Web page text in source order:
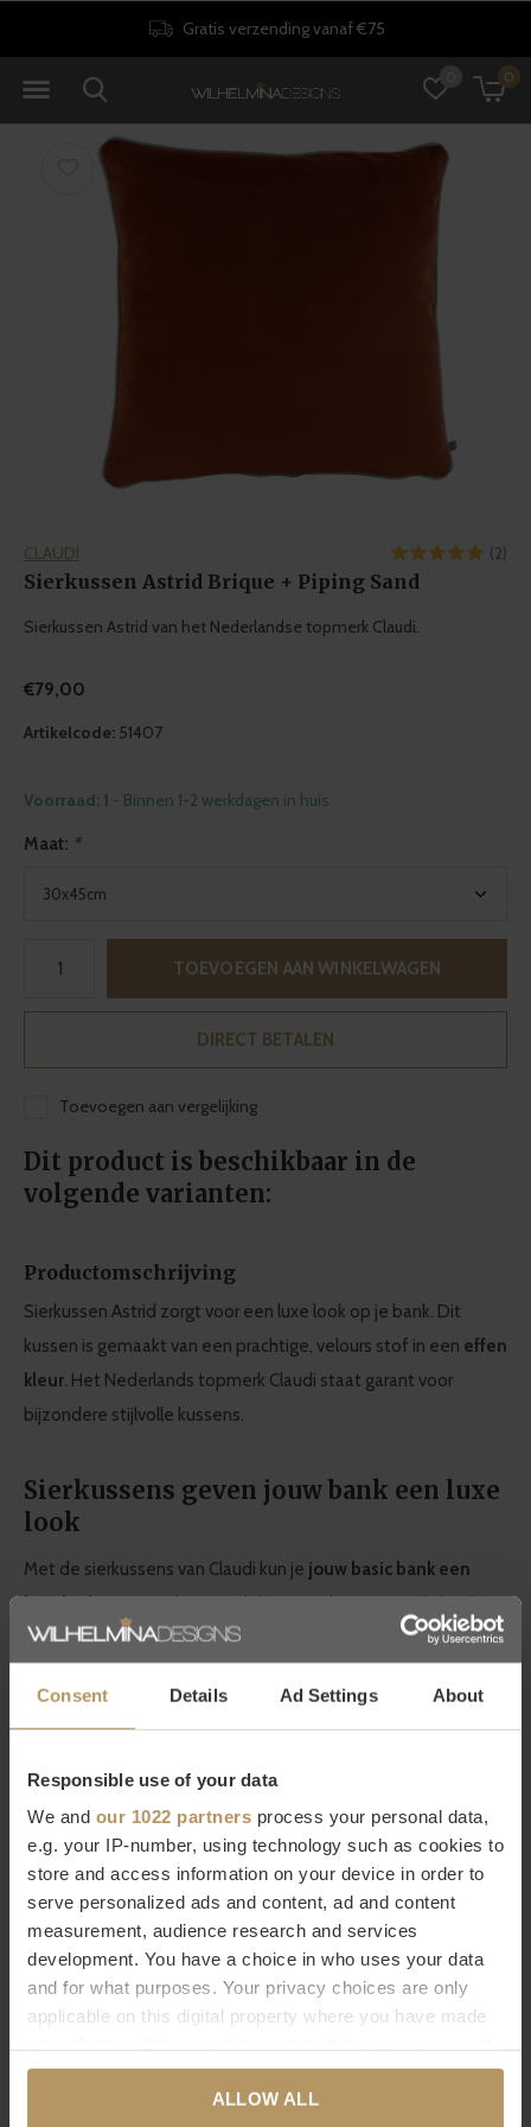
Consent Details Ad Settings About
Responsible use of your data
We and our 1022 partners process your personal data,
e.g. your IP-number, using technology such as cookies to
store and access information on your device in order to
serve personalized ads and content, ad and content
measurement, audience research and services
development. You have a choice in who uses your data
and for what purposes. Your privacy choices are only
applicable on this digital property where you have made
any time from the Cookie Declaration or by clicking on
the Privacy trigger icon.ALLOW ALL
0
Gratis verzending vanaf €75
CLAUDI (2)
Sierkussen Astrid Brique + Piping Sand
Sierkussen Astrid van het Nederlandse topmerk Claudi.
€79,00
Artikelcode: 51407
Voorraad: 1 - Binnen 1-2 werkdagen in huis
Maat: *
TOEVOEGEN AAN WINKELWAGEN
DIRECT BETALEN
Toevoegen aan vergelijking
Dit product is beschikbaar in de
volgende varianten:
Productomschrijving
Sierkussen Astrid zorgt voor een luxe look op je bank. Dit
kussen is gemaakt van een prachtige, velours stof in een effen
kleur. Het Nederlands topmerk Claudi staat garant voor
bijzondere stijlvolle kussens.
Sierkussens geven jouw bank een luxe
look
Met de sierkussens van Claudi kun je jouw basic bank een
luxe look geven. Je kunt eindeloos combineren en de bank
zelfs met deseizoenenlaten meebewegen; bijvoorbeeld
grijstinten in het najaar!
Meer informatie over Claudi kussens?
Wil je meer informatie over dit product? Neem dan contact op
met onze klantenservice
. Direct bestellen kan natuurlijk ook,
het duurt slecht 2 minuten.Ben je niet helemaal tevreden
met je aankoop? Bij WDS krijg je 30 dagen bedenktijd
Specificaties
Afmetingen
30x45cm | 50x50cm
Inclusief binnenkussen van 100%